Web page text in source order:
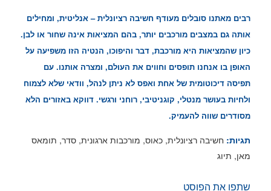
רבים מאתנו סובלים מעודף חשיבה רציונלית – אנליטית, ומחילים
אותה גם במצבים מורכבים יותר, בהם המציאות אינה שחור או לבן.
כיון שהמציאות היא מורכבת, דבר והיפוכו, הנטיה הזו משפיעה על
האופן בו אנחנו תופסים וחווים את העולם, ומצרה אותנו. עם
תפיסה דיכוטומית של אחת ואפס לא ניתן לנהל, וודאי שלא לצמוח
ולחיות בעושר מנטלי, קוגניטיבי, רוחני ורגשי. דווקא באזורים הלא
מסודרים שווה להעמיק.
תגיות: חשיבה רציונלית, כאוס, מורכבות ארגונית, סדר, תומאס
מאן, תיוג
שתפו את הפוסט